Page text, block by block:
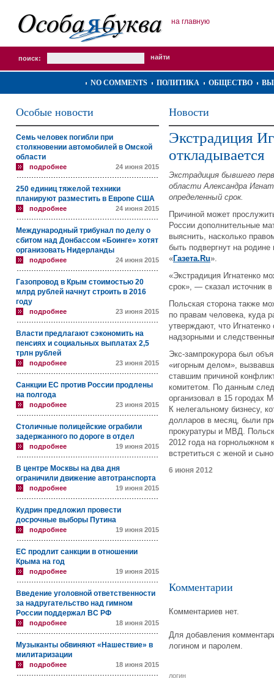
на главную
поиск:
NO COMMENTS ПОЛИТИКА ОБЩЕСТВО
Особые новости
Семь человек погибли при
столкновении автомобилей в Омской
области
подробнее 24 июня 2015
250 единиц тяжелой техники
планируют разместить в Европе США
подробнее 24 июня 2015
Международный трибунал по делу о
сбитом над Донбассом «Боинге» хотят
организовать Нидерланды
подробнее 24 июня 2015
Газопровод в Крым стоимостью 20
млрд рублей начнут строить в 2016
году
подробнее 23 июня 2015
Власти предлагают сэкономить на
пенсиях и социальных выплатах 2,5
трлн рублей
подробнее 23 июня 2015
Санкции ЕС против России продлены
на полгода
подробнее 23 июня 2015
Столичные полицейские ограбили
задержанного по дороге в отдел
подробнее 19 июня 2015
В центре Москвы на два дня
ограничили движение автотранспорта
подробнее 19 июня 2015
Кудрин предложил провести
досрочные выборы Путина
подробнее 19 июня 2015
ЕС продлит санкции в отношении
Крыма на год
подробнее 19 июня 2015
Введение уголовной ответственности
за надругательство над гимном
России поддержал ВС РФ
подробнее 18 июня 2015
Музыканты обвиняют «Нашествие» в
милитаризации
подробнее 18 июня 2015
Новости
Экстрадиция
откладывается
Экстрадиция бывшего
области Александра
определенный срок.
Причиной может
России дополнительные
выяснить, насколько
быть подвергнут на
«Газета.Ru».
«Экстрадиция Игнатенко
срок», — сказал источник
Польская сторона также
по правам человека, куда
утверждают, что
надзорными и
Экс-зампрокурора был
«игорным делом»,
ставшим причиной
комитетом. По данным
организовал в 15 городах
К нелегальному бизнесу,
долларов в месяц, были
прокуратуры и МВД.
2012 года на горнолыжном
встретиться с женой и
6 июня 2012
Комментарии
Комментариев нет.
Для добавления
логином и паролем.
логин